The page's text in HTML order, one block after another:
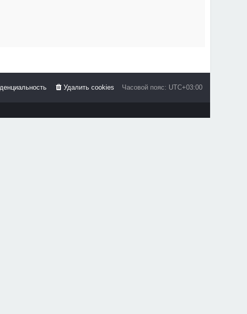
Часовой пояс: UTC+03:00
Удалить cookies